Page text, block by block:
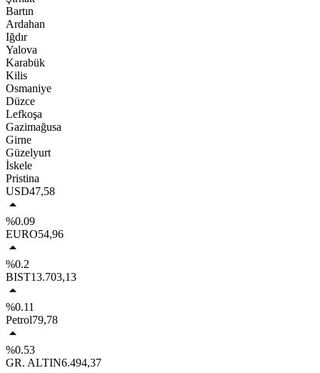
Bartın
Ardahan
Iğdır
Yalova
Karabük
Kilis
Osmaniye
Düzce
Lefkoşa
Gazimağusa
Girne
Güzelyurt
İskele
Pristina
USD47,58
%0.09
EURO54,96
%0.2
BIST13.703,13
%0.11
Petrol79,78
%0.53
GR. ALTIN6.494,37